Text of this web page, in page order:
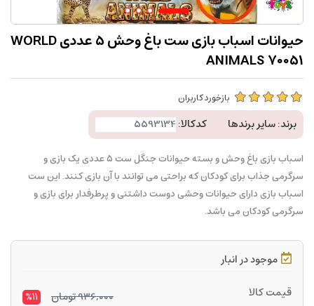
حیوانات اسباب بازی ست باغ وحش 5 عددی WORLD
ANIMALS 70051
بازخورد کاربران
برند:سایر برندها کدکالا:
اسباب بازی باغ وحش و بسته حیوانات جنگل ست 5 عددی یک بازی و
سرگرمی جذاب برای کودکان که براحتی می توانند با آن بازی کنند. این ست
اسباب بازی دارای حیوانات وحشی دوست داشتنی و پرطرفدار برای بازی و
سرگرمی کودکان می باشد.
موجود در انبار
قیمت کالا
936,000تومان %11